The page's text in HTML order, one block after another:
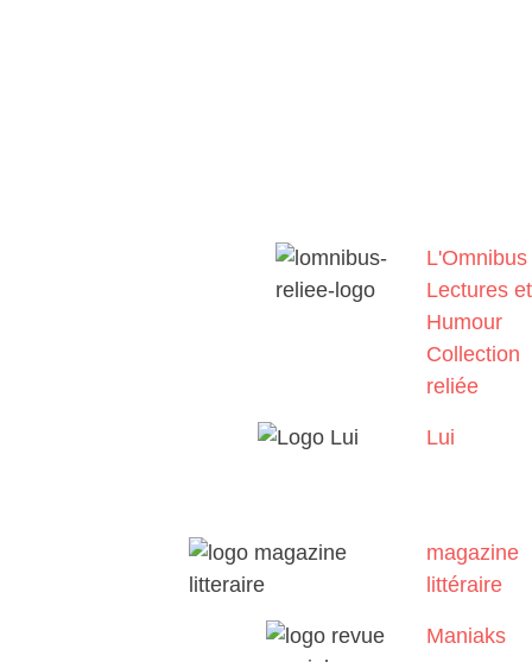
L'Omnibus
Lectures et
Humour
Collection
reliée
Lui
magazine
littéraire
Maniaks